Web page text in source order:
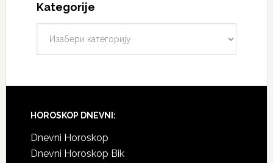
Kategorije
HOROSKOP DNEVNI:
Dnevni Horoskop
Dnevni Horoskop Bik